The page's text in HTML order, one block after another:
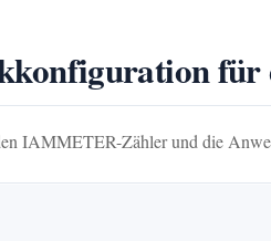
IAMMETER-Zähler und die